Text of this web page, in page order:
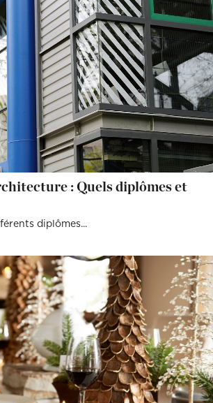
: Quels diplômes et
diplômes...